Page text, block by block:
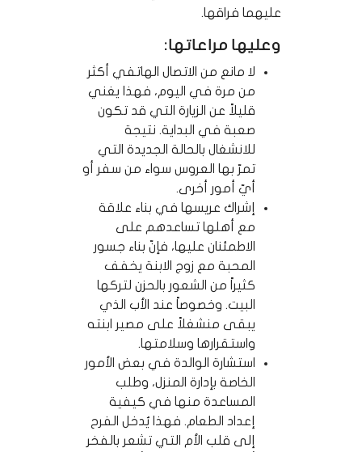
عليهما فراقها.
وعليها مراعاتها:
لا مانع من الاتصال الهاتفي أكثر
من مرة في اليوم، فهذا يغني
قليلاً عن الزيارة التي قد تكون
صعبة في البداية. نتيجة
للانشغال بالحالة الجديدة التي
تمرّ بها العروس سواء من سفر أو
أيّ أمور أخرى.
إشراك عريسها في بناء علاقة
مع أهلها تساعدهم على
الاطمئنان عليها، فإنّ بناء جسور
المحبة مع زوج الابنة يخفف
كثيراً من الشعور بالحزن لتركها
البيت. وخصوصاً عند الأب الذي
يبقى منشغلاً على مصير ابنته
واستقرارها وسلامتها.
استشارة الوالدة في بعض الأمور
الخاصة بإدارة المنزل، وطلب
المساعدة منها في كيفية
إعداد الطعام. فهذا يُدخل الفرح
إلى قلب الأم التي تشعر بالفخر